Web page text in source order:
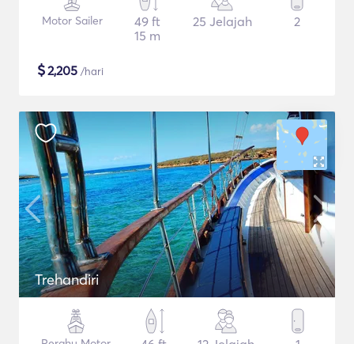
Motor Sailer
49 ft
15 m
25 Jelajah 2
$2,205 /hari
Trehandiri